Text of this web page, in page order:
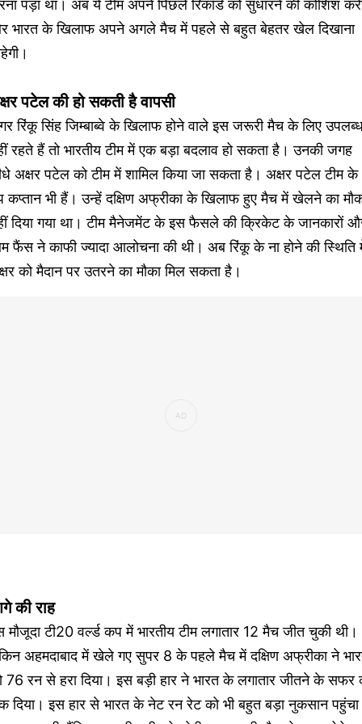
पड़ा था। अब ये टीम अपने पिछले रिकॉर्ड को सुधारने की कोशिश
भारत के खिलाफ अपने अगले मैच में पहले से बहुत बेहतर खेल दिखाना
पटेल की हो सकती है वापसी
रिंकू सिंह जिम्बाब्वे के खिलाफ होने वाले इस जरूरी मैच के लिए
रहते हैं तो भारतीय टीम में एक बड़ा बदलाव हो सकता है। उनकी जगह
अक्षर पटेल को टीम में शामिल किया जा सकता है। अक्षर पटेल टीम के
कप्तान भी हैं। उन्हें दक्षिण अफ्रीका के खिलाफ हुए मैच में खेलने का
दिया गया था। टीम मैनेजमेंट के इस फैसले की क्रिकेट के जानकारों
फैंस ने काफी ज्यादा आलोचना की थी। अब रिंकू के ना होने की स्थिति
को मैदान पर उतरने का मौका मिल सकता है।
की राह
मौजूदा टी20 वर्ल्ड कप में भारतीय टीम लगातार 12 मैच जीत चुकी थी।
अहमदाबाद में खेले गए सुपर 8 के पहले मैच में दक्षिण अफ्रीका ने
76 रन से हरा दिया। इस बड़ी हार ने भारत के लगातार जीतने के सफर
दिया। इस हार से भारत के नेट रन रेट को भी बहुत बड़ा नुकसान पहुंचा